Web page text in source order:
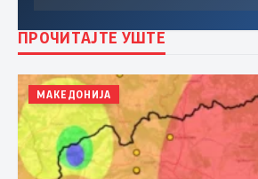
ПРОЧИТАЈТЕ УШТЕ
МАКЕДОНИЈА